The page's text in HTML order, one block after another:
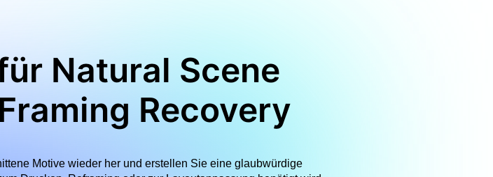
Natural Scene
Recovery
Motive wieder her und erstellen Sie eine glaubwürdige